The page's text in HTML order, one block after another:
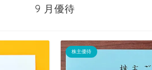
9 月優待
株主優待